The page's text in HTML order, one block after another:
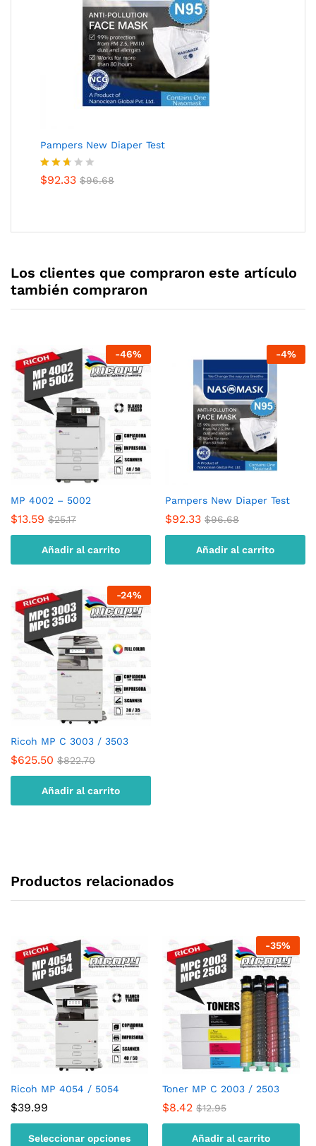
Pampers New Diaper Test
Valora
$92.33 $96.68
Los clientes que compraron este artículo
también compraron
-46%
MP 4002 – 5002
$13.59 $25.17
Añadir al carrito
-4%
Pampers New Diaper Test
$92.33 $96.68
Añadir al carrito
-24%
Ricoh MP C 3003 / 3503
$625.50 $822.70
Añadir al carrito
Productos relacionados
Ricoh MP 4054 / 5054
$39.99
Seleccionar opciones
-35%
Toner MP C 2003 / 2503
$8.42 $12.95
Añadir al carrito